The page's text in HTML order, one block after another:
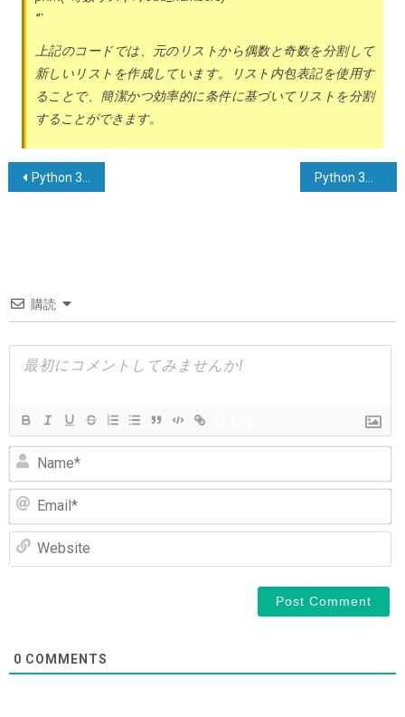
“`
上記のコードでは、元のリストから偶数と奇数を分割して
新しいリストを作成しています。リスト内包表記を使用す
ることで、簡潔かつ効率的に条件に基づいてリストを分割
することができます。
投
ー
シ
ョ
Python 3における相対インポート – ModuleNotFoundError: モジュール x が見つかりません
購読
0 COMMENTS